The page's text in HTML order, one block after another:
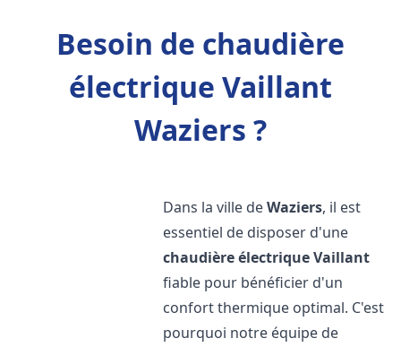
Besoin de chaudière
électrique Vaillant
Waziers ?
Dans la ville deWaziers, il est
essentiel de disposer d'une
chaudière électrique Vaillant
fiable pour bénéficier d'un
confort thermique optimal. C'est
pourquoi notre équipe de